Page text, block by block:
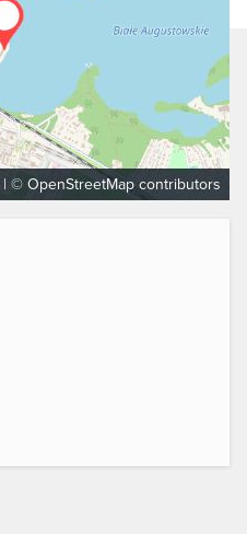
| © OpenStreetMap contributors